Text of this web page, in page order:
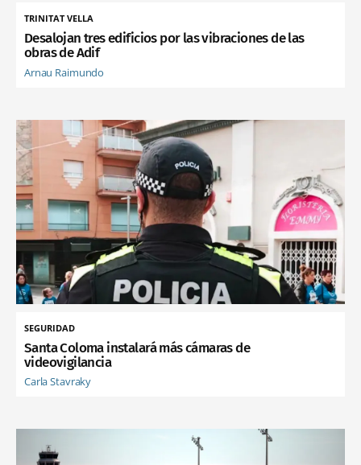
TRINITAT VELLA
Desalojan tres edificios por las vibraciones de las
obras de Adif
Arnau Raimundo
SEGURIDAD
Santa Coloma instalará más cámaras de
videovigilancia
Carla Stavraky